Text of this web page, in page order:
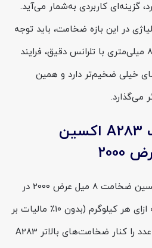
گزینه‌ای کاربردی به‌شمار می‌آید.
در این بازه ضخامت، باید توجه
داشت که تولید ورق عریض 8 میلی‌متری با تلرانس دقیق، فرایند
خیلی ضخیم‌تر دارد و همین
می‌گذارد.
قیمت ورق فابریک A283 اکسین
قیمت ورق فابریک A283 اکسین ضخامت 8 میل عرض 2000 در
حال حاضر 113,545 تومان به ازای هر کیلوگرم (بدون ۱۰٪ مالیات بر
ارزش افزوده) است. اگر این عدد را کنار ضخامت‌های بالاتر A283